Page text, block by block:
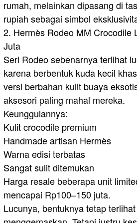
rumah, melainkan dipasang di
rupiah sebagai simbol
2. Hermès Rodeo MM
Juta
Seri Rodeo sebenarnya terlihat
karena berbentuk kuda kecil
versi berbahan kulit buaya
aksesori paling mahal mereka.
Keunggulannya:
Kulit crocodile premium
Handmade artisan Hermès
Warna edisi terbatas
Sangat sulit ditemukan
Harga resale beberapa unit
mencapai Rp100–150 juta.
Lucunya, bentuknya tetap